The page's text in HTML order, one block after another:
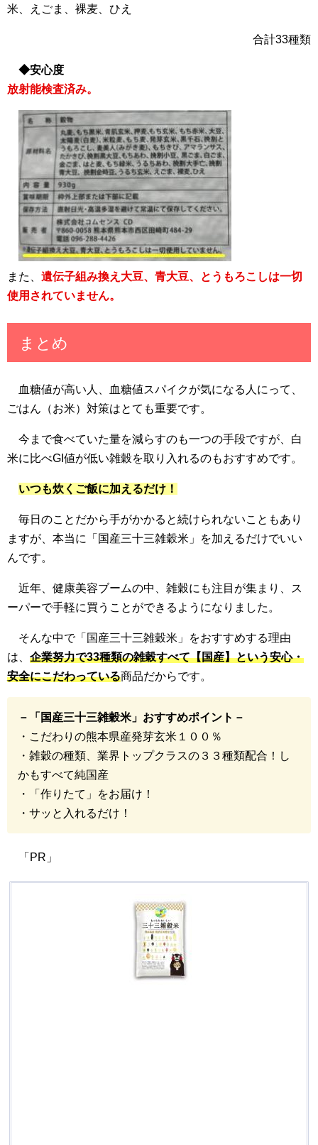
米、えごま、裸麦、ひえ
合計33種類
◆安心度
放射能検査済み。
また、 遺伝子組み換え大豆、青大豆、とうもろこしは一切
使用されていません。
まとめ
血糖値が高い人、血糖値スパイクが気になる人にって、
ごはん（お米）対策はとても重要です。
今まで食べていた量を減らすのも一つの手段ですが、白
米に比べGI値が低い雑穀を取り入れるのもおすすめです。
いつも炊くご飯に加えるだけ！
毎日のことだから手がかかると続けられないこともあり
ますが、本当に「国産三十三雑穀米」を加えるだけでいい
んです。
近年、健康美容ブームの中、雑穀にも注目が集まり、ス
ーパーで手軽に買うことができるようになりました。
そんな中で「国産三十三雑穀米」をおすすめする理由
は、 企業努力で33種類の雑穀すべて【国産】という安心・
安全にこだわっている商品だからです。
－「国産三十三雑穀米」おすすめポイント－
・こだわりの熊本県産発芽玄米１００％
・雑穀の種類、業界トップクラスの３３種類配合！し
かもすべて純国産
・「作りたて」をお届け！
・サッと入れるだけ！
「PR」